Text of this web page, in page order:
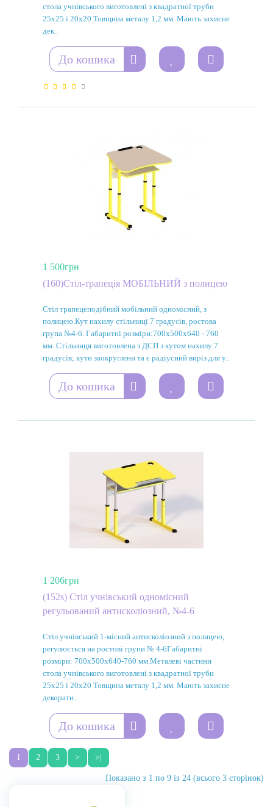
стола учнівського виготовлені з квадратної труби
25х25 і 20х20 Товщина металу 1,2 мм. Мають захисне
дек..
До кошика
1 500грн
(160)Стіл-трапеція МОБІЛЬНИЙ з полицею
Стіл трапецеподібний мобільний одномісний, з
полицею.Кут нахилу стільниці 7 градусів, ростова
група №4-6. Габаритні розміри:700х500х640 - 760
мм. Стільниця виготовлена з ДСП з кутом нахилу 7
градусів; кути заокруглени та є радіусний виріз для у..
До кошика
1 206грн
(152s) Стіл учнівський одномісний
регульований антисколіозний, №4-6
Стіл учнівський 1-місний антисколіозний з полицею,
регулюється на ростові групи № 4-6Габаритні
розміри: 700х500х640-760 мм.Металеві частини
стола учнівського виготовлені з квадратної труби
25х25 і 20х20 Товщина металу 1,2 мм. Мають захисне
декорати..
До кошика
1 2 3 > >|
Показано з 1 по 9 із 24 (всього 3 сторінок)